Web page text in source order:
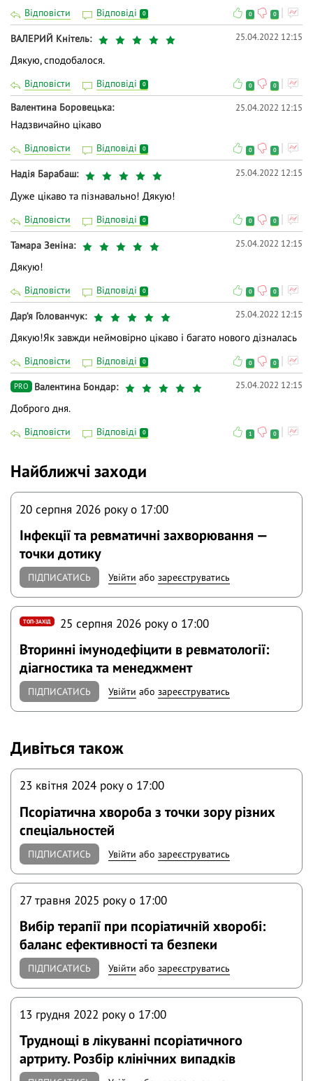
Відповісти Відповіді 0 0 0
ВАЛЕРИЙ Кнiтель 25.04.2022 12:15
Дякую, сподобалося.
Відповісти Відповіді 0 0 0
Валентина Боровецька 25.04.2022 12:15
Надзвичайно цікаво
Відповісти Відповіді 0 0 0
Надія Барабаш 25.04.2022 12:15
Дуже цікаво та пізнавально! Дякую!
Відповісти Відповіді 0 0 0
Тамара Зеніна 25.04.2022 12:15
Дякую!
Відповісти Відповіді 0 0 0
Дар‘я Голованчук 25.04.2022 12:15
Дякую!Як завжди неймовірно цікаво і багато нового дізналась
Відповісти Відповіді 0 0 0
PRO Валентина Бондар 25.04.2022 12:15
Доброго дня.
Відповісти Відповіді 0 1 0
Найближчі заходи
20 серпня 2026 року o 17:00
Інфекції та ревматичні захворювання —
точки дотику
ПІДПИСАТИСЬ Увійти абозареєструватись
ТОП-ЗАХІД 25 серпня 2026 року o 17:00
Вторинні імунодефіцити в ревматології:
діагностика та менеджмент
ПІДПИСАТИСЬ Увійти абозареєструватись
Дивіться також
23 квітня 2024 року o 17:00
Псоріатична хвороба з точки зору різних
спеціальностей
ПІДПИСАТИСЬ Увійти абозареєструватись
27 травня 2025 року o 17:00
Вибір терапії при псоріатичній хворобі:
баланс ефективності та безпеки
ПІДПИСАТИСЬ Увійти абозареєструватись
13 грудня 2022 року o 17:00
Труднощі в лікуванні псоріатичного
артриту. Розбір клінічних випадків